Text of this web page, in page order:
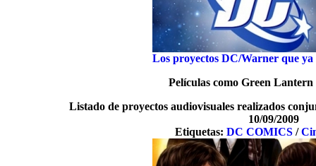
Los proyectos DC/Warner que ya
Películas como Green
Listado de proyectos audiovisuales realizados
10/09/2009
Etiquetas: DC COMICS /